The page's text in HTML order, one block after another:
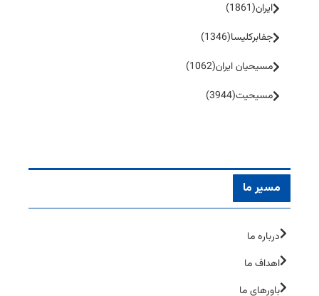
ایران(1861)
جفا‌بر‌کلیسا(1346)
مسیحیان ایران(1062)
مسیحیت(3944)
مسیر ما
درباره ما
اهداف ما
باورهای ما